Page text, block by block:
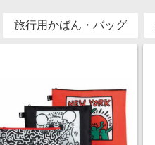
旅行用かばん・バッグ